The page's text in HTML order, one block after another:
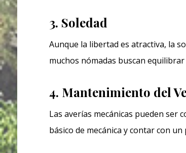
3. Soledad
Aunque la libertad es atractiva, la
muchos nómadas buscan
4. Mantenimiento del
Las averías mecánicas pueden ser
básico de mecánica y contar con